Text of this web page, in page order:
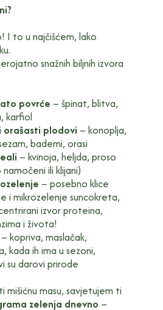
I to u najčišćem, lako
snažnih biljnih izvora
povrće – špinat, blitva,
karfiol
orašasti plodovi – konoplja,
bademi, orasi
– kvinoja, heljda, proso
ili klijani)
– posebno klice
i mikrozelenje suncokreta,
izvor proteina,
i života!
– kopriva, maslačak,
kada ih ima u sezoni,
su darovi prirode
mišićnu masu, savjetujem ti
zelenja dnevno –